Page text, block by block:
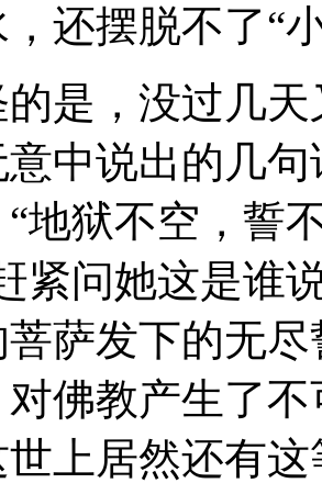
还摆脱不了“
，没过几天
中说出的几
地狱不空，誓
紧问她这是谁
菩萨发下的无
佛教产生了
上居然还有